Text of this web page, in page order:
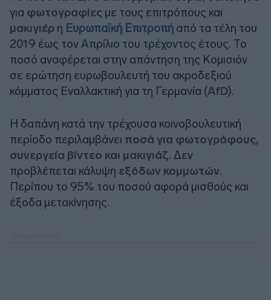
για φωτογραφίες με τους επιτρόπους και
μακιγιέρ η Ευρωπαϊκή Επιτροπή από τα τέλη του
2019 έως τον Απρίλιο του τρέχοντος έτους. Το
ποσό αναφέρεται στην απάντηση της Κομισιόν
σε ερώτηση ευρωβουλευτή του ακροδεξιού
κόμματος Εναλλακτική για τη Γερμανία (AfD).
Η δαπάνη κατά την τρέχουσα κοινοβουλευτική
περίοδο περιλαμβάνει ποσά για φωτογράφους,
συνεργεία βίντεο και μακιγιάζ. Δεν
προβλέπεται κάλυψη εξόδων κομμωτών.
Περίπου το 95% του ποσού αφορά μισθούς και
έξοδα μετακίνησης.